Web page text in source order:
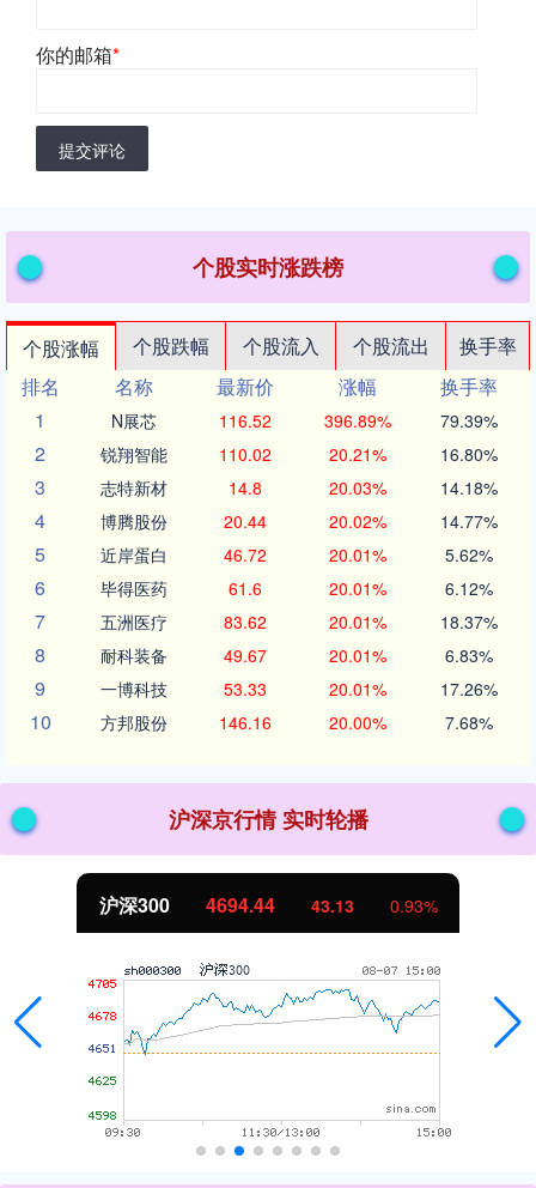
你的邮箱*
提交评论
个股实时涨跌榜
个股涨幅 个股跌幅 个股流入 个股流出
换手率
排名
名称 最新价 涨幅
换手率
1
N展芯 116.52 396.89% 79.39%
2 锐翔智能 110.02 20.21% 16.80%
3 志特新材 14.8 20.03% 14.18%
4 博腾股份 20.44 20.02% 14.77%
5 近岸蛋白 46.72 20.01% 5.62%
6 毕得医药 61.6 20.01% 6.12%
7 五洲医疗 83.62 20.01% 18.37%
8 耐科装备 49.67 20.01% 6.83%
9 一博科技 53.33 20.01% 17.26%
10 方邦股份 146.16 20.00% 7.68%
沪深京行情 实时轮播
沪深300 4694.44 43.13 0.93%